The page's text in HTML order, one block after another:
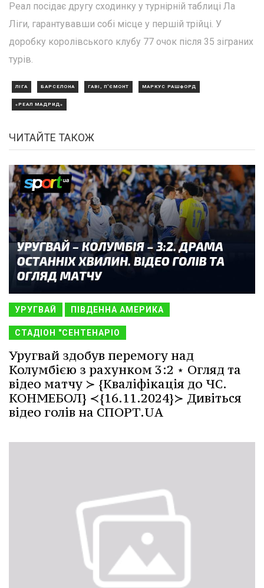
Реал посідає другу сходинку у турнірній таблиці Ла
Ліги, гарантувавши собі місце у першій трійці. У
доробку королівського клубу 77 очок після 35 зіграних
турів.
ЛІГА БАРСЕЛОНА ГАВІ, П'ЄМОНТ МАРКУС РАШФОРД
«РЕАЛ МАДРИД»
ЧИТАЙТЕ ТАКОЖ
УРУГВАЙ ПІВДЕННА АМЕРИКА
СТАДІОН "СЕНТЕНАРІО
Уругвай здобув перемогу над
Колумбією з рахунком 3:2 ⋆ Огляд та
відео матчу ≻ {Кваліфікація до ЧС.
КОНМЕБОЛ} ≺{16.11.2024}≻ Дивіться
відео голів на СПОРТ.UA